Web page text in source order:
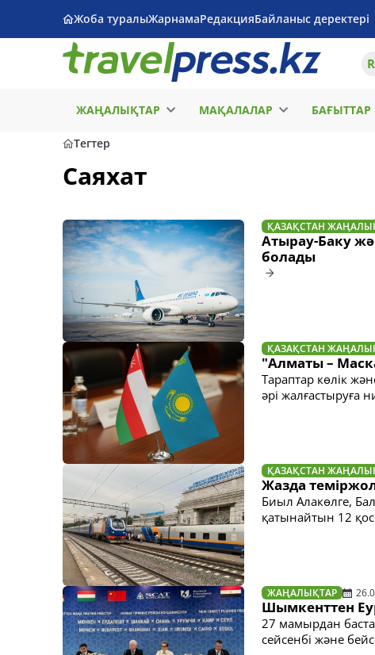
Жоба туралыЖарнамаРедакцияБайланыс деректері
ЖАҢАЛЫҚТАР МАҚАЛАЛАР БАҒЫТТАР
Тегтер
Саяхат
ҚАЗАҚСТАН
Атырау-Баку
болады
ҚАЗАҚСТАН
"Алматы –
Тараптар көлік
әрі жалғастыруға
ҚАЗАҚСТАН
Жазда
Биыл Алакөлге,
қатынайтын 12
ЖАҢАЛЫҚТАР
Шымкенттен
27 мамырдан
сейсенбі және